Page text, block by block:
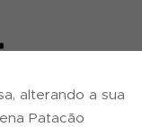
alterando a sua
Patacão